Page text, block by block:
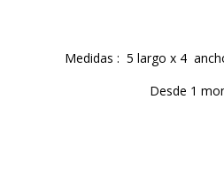
Medidas : 5 largo x 4
Desde 1